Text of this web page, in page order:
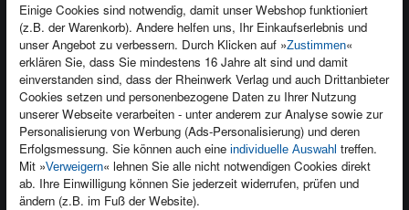
Einige Cookies sind notwendig, damit unser Webshop funktioniert
(z.B. der Warenkorb). Andere helfen uns, Ihr Einkaufserlebnis und
unser Angebot zu verbessern. Durch Klicken auf »Zustimmen«
erklären Sie, dass Sie mindestens 16 Jahre alt sind und damit
einverstanden sind, dass der Rheinwerk Verlag und auch Drittanbieter
Cookies setzen und personenbezogene Daten zu Ihrer Nutzung
unserer Webseite verarbeiten - unter anderem zur Analyse sowie zur
Personalisierung von Werbung (Ads-Personalisierung) und deren
Erfolgsmessung. Sie können auch eine individuelle Auswahl treffen.
Mit »Verweigern« lehnen Sie alle nicht notwendigen Cookies direkt
ab. Ihre Einwilligung können Sie jederzeit widerrufen, prüfen und
ändern (z.B. im Fuß der Website).
Kontakt
Newsletter
Für Unternehmen
Presseservice
Dozentenservice
Produktfeedback
Foreign Rights
Ein Buch schreiben